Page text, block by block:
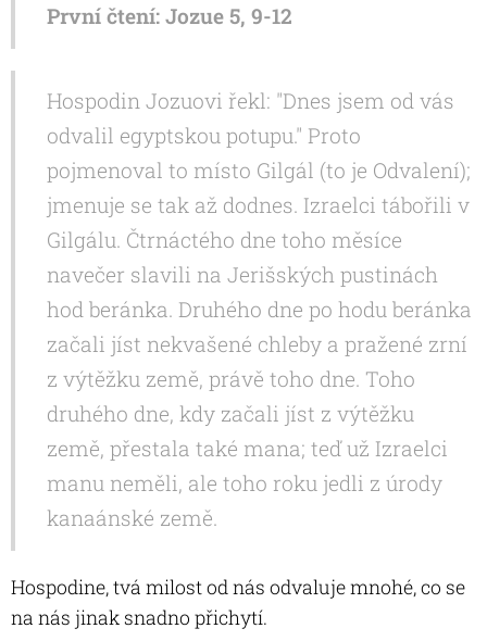
První čtení: Jozue 5, 9-12
Hospodin Jozuovi řekl: "Dnes jsem od vás
odvalil egyptskou potupu." Proto
pojmenoval to místo Gilgál (to je Odvalení);
jmenuje se tak až dodnes. Izraelci tábořili v
Gilgálu. Čtrnáctého dne toho měsíce
navečer slavili na Jerišských pustinách
hod beránka. Druhého dne po hodu beránka
začali jíst nekvašené chleby a pražené zrní
z výtěžku země, právě toho dne. Toho
druhého dne, kdy začali jíst z výtěžku
země, přestala také mana; teď už Izraelci
manu neměli, ale toho roku jedli z úrody
kanaánské země.
Hospodine, tvá milost od nás odvaluje mnohé, co se
na nás jinak snadno přichytí.